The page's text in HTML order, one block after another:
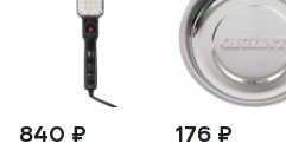
840 ₽ 176 ₽